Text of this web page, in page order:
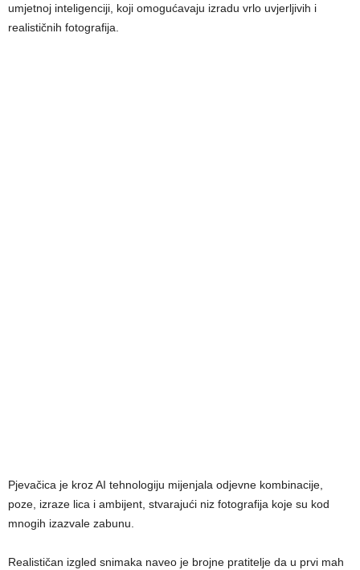
umjetnoj inteligenciji, koji omogućavaju izradu vrlo uvjerljivih i
realističnih fotografija.
Pjevačica je kroz AI tehnologiju mijenjala odjevne kombinacije,
poze, izraze lica i ambijent, stvarajući niz fotografija koje su kod
mnogih izazvale zabunu.
Realističan izgled snimaka naveo je brojne pratitelje da u prvi mah